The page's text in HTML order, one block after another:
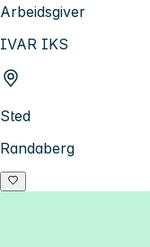
Arbeidsgiver
IVAR IKS
Sted
Randaberg